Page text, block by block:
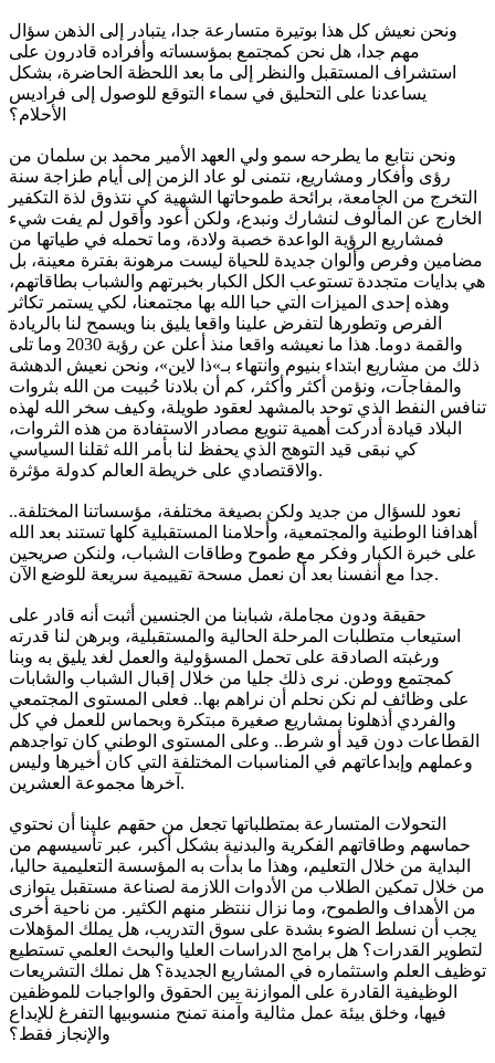
ونحن نعيش كل هذا بوتيرة متسارعة جدا، يتبادر إلى الذهن سؤال
مهم جدا، هل نحن كمجتمع بمؤسساته وأفراده قادرون على
استشراف المستقبل والنظر إلى ما بعد اللحظة الحاضرة، بشكل
يساعدنا على التحليق في سماء التوقع للوصول إلى فراديس
الأحلام؟
ونحن نتابع ما يطرحه سمو ولي العهد الأمير محمد بن سلمان من
رؤى وأفكار ومشاريع، نتمنى لو عاد الزمن إلى أيام طزاجة سنة
التخرج من الجامعة، برائحة طموحاتها الشهية كي نتذوق لذة التكفير
الخارج عن المألوف لنشارك ونبدع، ولكن أعود وأقول لم يفت شيء
فمشاريع الرؤية الواعدة خصبة ولادة، وما تحمله في طياتها من
مضامين وفرص وألوان جديدة للحياة ليست مرهونة بفترة معينة، بل
هي بدايات متجددة تستوعب الكل الكبار بخبرتهم والشباب بطاقاتهم،
وهذه إحدى الميزات التي حبا الله بها مجتمعنا، لكي يستمر تكاثر
الفرص وتطورها لتفرض علينا واقعا يليق بنا ويسمح لنا بالريادة
والقمة دوما. هذا ما نعيشه واقعا منذ أعلن عن رؤية 2030 وما تلى
ذلك من مشاريع ابتداء بنيوم وانتهاء بـ»ذا لاين»، ونحن نعيش الدهشة
والمفاجآت، ونؤمن أكثر وأكثر، كم أن بلادنا حُبيت من الله بثروات
تنافس النفط الذي توحد بالمشهد لعقود طويلة، وكيف سخر الله لهذه
البلاد قيادة أدركت أهمية تنويع مصادر الاستفادة من هذه الثروات،
كي نبقى قيد التوهج الذي يحفظ لنا بأمر الله ثقلنا السياسي
والاقتصادي على خريطة العالم كدولة مؤثرة.
نعود للسؤال من جديد ولكن بصيغة مختلفة، مؤسساتنا المختلفة..
أهدافنا الوطنية والمجتمعية، وأحلامنا المستقبلية كلها تستند بعد الله
على خبرة الكبار وفكر مع طموح وطاقات الشباب، ولنكن صريحين
جدا مع أنفسنا بعد أن نعمل مسحة تقييمية سريعة للوضع الآن.
حقيقة ودون مجاملة، شبابنا من الجنسين أثبت أنه قادر على
استيعاب متطلبات المرحلة الحالية والمستقبلية، وبرهن لنا قدرته
ورغبته الصادقة على تحمل المسؤولية والعمل لغد يليق به وبنا
كمجتمع ووطن. نرى ذلك جليا من خلال إقبال الشباب والشابات
على وظائف لم نكن نحلم أن نراهم بها.. فعلى المستوى المجتمعي
والفردي أذهلونا بمشاريع صغيرة مبتكرة وبحماس للعمل في كل
القطاعات دون قيد أو شرط.. وعلى المستوى الوطني كان تواجدهم
وعملهم وإبداعاتهم في المناسبات المختلفة التي كان أخيرها وليس
آخرها مجموعة العشرين.
التحولات المتسارعة بمتطلباتها تجعل من حقهم علينا أن نحتوي
حماسهم وطاقاتهم الفكرية والبدنية بشكل أكبر، عبر تأسيسهم من
البداية من خلال التعليم، وهذا ما بدأت به المؤسسة التعليمية حاليا،
من خلال تمكين الطلاب من الأدوات اللازمة لصناعة مستقبل يتوازى
من الأهداف والطموح، وما نزال ننتظر منهم الكثير. من ناحية أخرى
يجب أن نسلط الضوء بشدة على سوق التدريب، هل يملك المؤهلات
لتطوير القدرات؟ هل برامج الدراسات العليا والبحث العلمي تستطيع
توظيف العلم واستثماره في المشاريع الجديدة؟ هل نملك التشريعات
الوظيفية القادرة على الموازنة بين الحقوق والواجبات للموظفين
فيها، وخلق بيئة عمل مثالية وآمنة تمنح منسوبيها التفرغ للإبداع
والإنجاز فقط؟